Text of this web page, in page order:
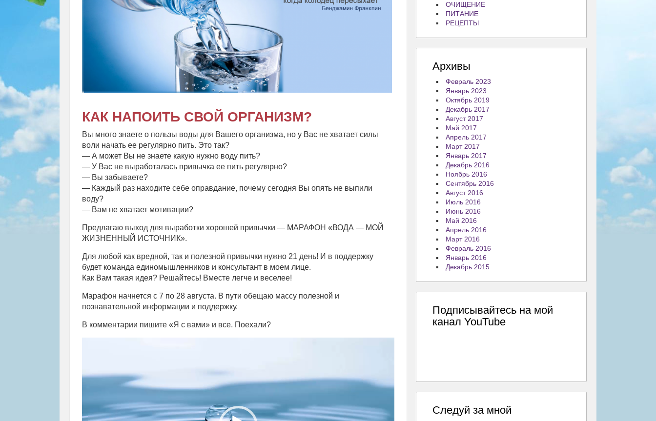
КАК НАПОИТЬ СВОЙ ОРГАНИЗМ?
Вы много знаете о пользы воды для Вашего организма, но у Вас не хватает силы
воли начать ее регулярно пить. Это так?
— А может Вы не знаете какую нужно воду пить?
— У Вас не выработалась привычка ее пить регулярно?
— Вы забываете?
— Каждый раз находите себе оправдание, почему сегодня Вы опять не выпили
воду?
— Вам не хватает мотивации?
Предлагаю выход для выработки хорошей привычки — МАРАФОН «ВОДА — МОЙ
ЖИЗНЕННЫЙ ИСТОЧНИК».
Для любой как вредной, так и полезной привычки нужно 21 день! И в поддержку
будет команда единомышленников и консультант в моем лице.
Как Вам такая идея? Решайтесь! Вместе легче и веселее!
Марафон начнется с 7 по 28 августа. В пути обещаю массу полезной и
познавательной информации и поддержку.
В комментарии пишите «Я с вами» и все. Поехали?
ОЧИЩЕНИЕ
ПИТАНИЕ
РЕЦЕПТЫ
Архивы
Февраль 2023
Январь 2023
Октябрь 2019
Декабрь 2017
Август 2017
Май 2017
Апрель 2017
Март 2017
Январь 2017
Декабрь 2016
Ноябрь 2016
Сентябрь 2016
Август 2016
Июль 2016
Июнь 2016
Май 2016
Апрель 2016
Март 2016
Февраль 2016
Январь 2016
Декабрь 2015
Подписывайтесь на мой
канал YouTube
Следуй за мной